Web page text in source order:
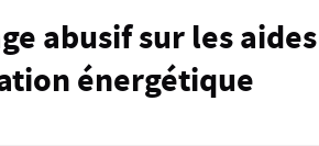
abusif sur les aides
énergétique